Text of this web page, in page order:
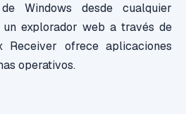
Windows desde cualquier
explorador web a través de
Receiver ofrece aplicaciones
operativos.